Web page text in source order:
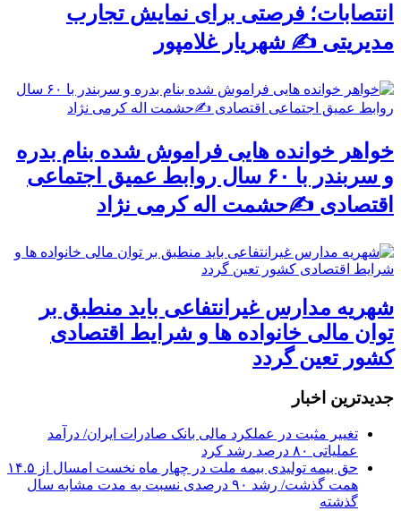
انتصابات؛ فرصتی برای نمایش تجارب
مدیریتی ✍ شهریار غلامپور
خواهر خوانده هایی فراموش شده بنام بدره
و سربندر با ۶۰ سال روابط عمیق اجتماعی
اقتصادی ✍حشمت اله کرمی نژاد
شهریه مدارس غیرانتفاعی باید منطبق بر
توان مالی خانواده ها و شرایط اقتصادی
کشور تعین گردد
جديدترين اخبار
تغییر مثبت در عملکرد مالی بانک صادرات ایران/ درآمد
عملیاتی ۸۰ درصد رشد کرد
حق بیمه تولیدی بیمه ملت در چهار ماه نخست امسال از ۱۴.۵
همت گذشت/ رشد ۹۰ درصدی نسبت به مدت مشابه سال
گذشته